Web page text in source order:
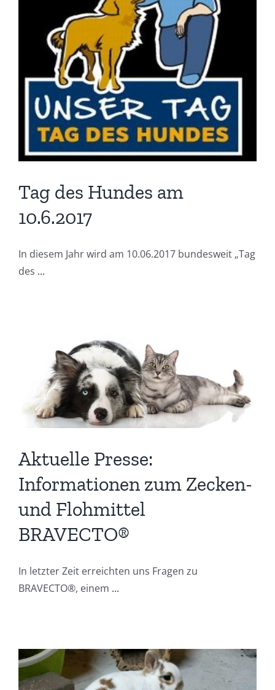
Tag des Hundes am
10.6.2017
In diesem Jahr wird am 10.06.2017 bundesweit „Tag
des ...
Aktuelle Presse:
Informationen zum Zecken-
und Flohmittel
BRAVECTO®
In letzter Zeit erreichten uns Fragen zu
BRAVECTO®, einem ...